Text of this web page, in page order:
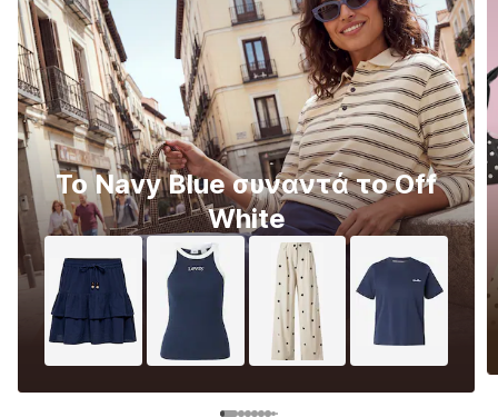
Το Navy Blue συναντά το Off
White